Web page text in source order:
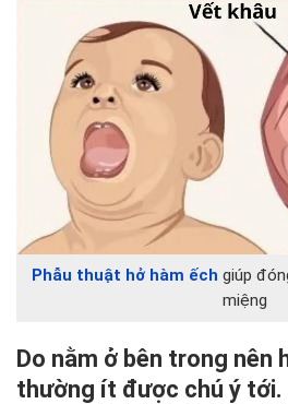
Phẫu thuật hở hàm ếch giúp
miệng
Do nằm ở bên trong nên
thường ít được chú ý tới.